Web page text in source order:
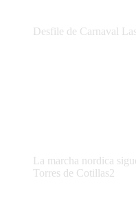
Desfile de Carnaval
La marcha nordica
Torres de Cotillas2